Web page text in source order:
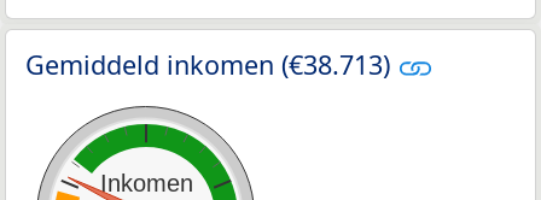
Gemiddeld inkomen (€38.713)
Inkomen